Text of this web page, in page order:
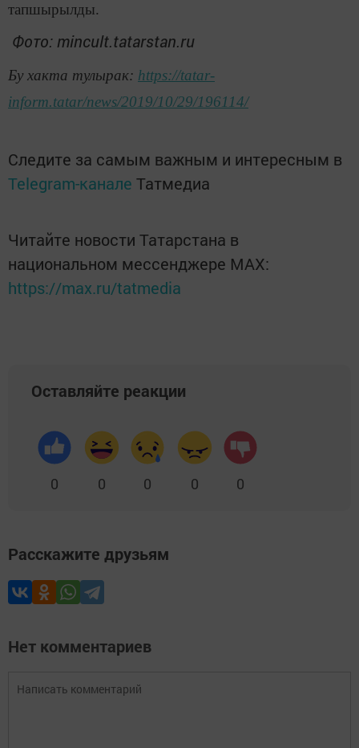
тапшырылды.
Фото: mincult.tatarstan.ru
Бу хакта тулырак: https://tatar-
inform.tatar/news/2019/10/29/196114/
Следите за самым важным и интересным в
Telegram-канале Татмедиа
Читайте новости Татарстана в
национальном мессенджере MАХ:
https://max.ru/tatmedia
Оставляйте реакции
0 0 0 0 0
Расскажите друзьям
Нет комментариев